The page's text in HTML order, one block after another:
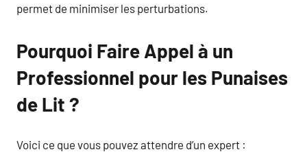
permet de minimiser les perturbations.
Pourquoi Faire Appel à un
Professionnel pour les Punaises
de Lit ?
Voici ce que vous pouvez attendre d’un expert :